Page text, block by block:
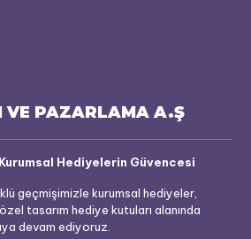
VE PAZARLAMA A.Ş
Hediyelerin Güvencesi
geçmişimizle kurumsal hediyeler,
tasarım hediye kutuları alanında
devam ediyoruz.